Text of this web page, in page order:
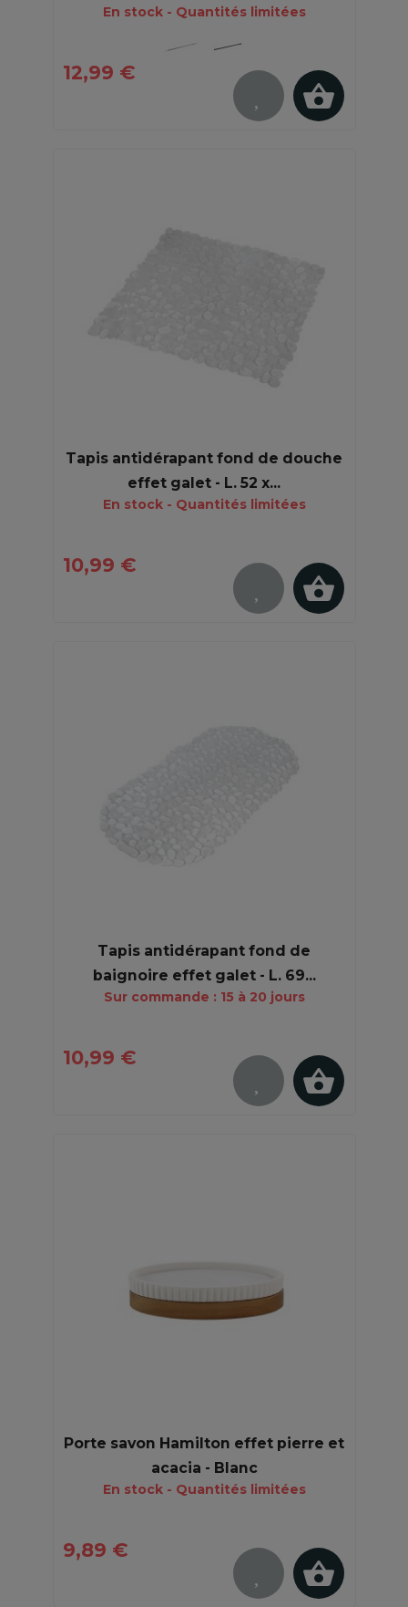
En stock - Quantités limitées
12,99 €
Tapis antidérapant fond de douche
effet galet - L. 52 x...
En stock - Quantités limitées
10,99 €
Tapis antidérapant fond de
baignoire effet galet - L. 69...
Sur commande : 15 à 20 jours
10,99 €
Porte savon Hamilton effet pierre et
acacia - Blanc
En stock - Quantités limitées
9,89 €